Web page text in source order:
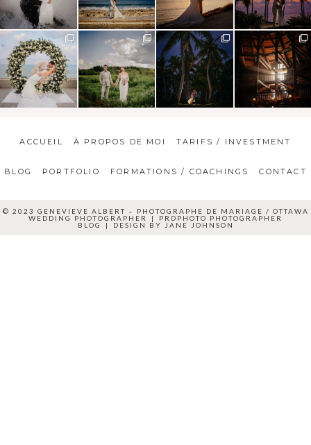
ACCUEIL À PROPOS DE MOI TARIFS / INVESTMENT
BLOG PORTFOLIO FORMATIONS / COACHINGS CONTACT
© 2023 GENEVIEVE ALBERT – PHOTOGRAPHE DE MARIAGE / OTTAWA
WEDDING PHOTOGRAPHER
|
PROPHOTO PHOTOGRAPHER
BLOG
| DESIGN BY JANE JOHNSON